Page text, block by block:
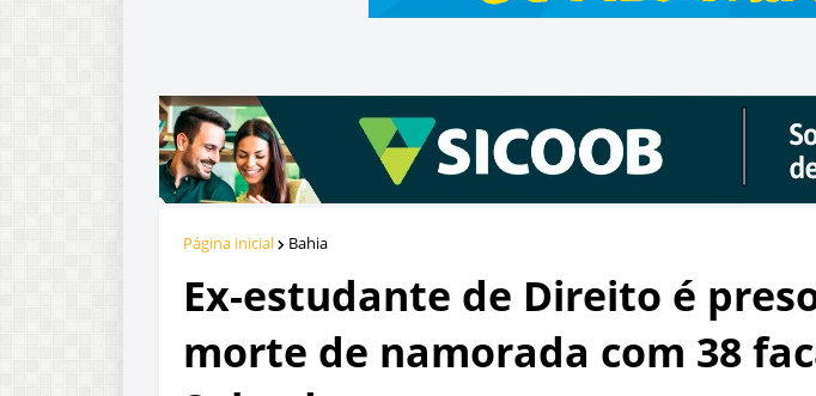
Página inicial Bahia
Ex-estudante de Direito é
morte de namorada com 38